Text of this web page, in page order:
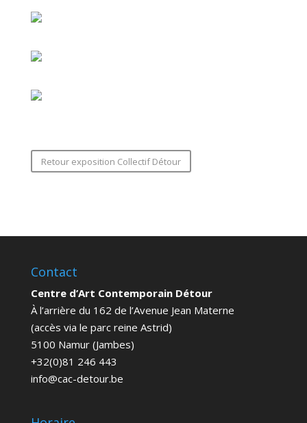
Retour exposition Collectif Détour
Contact
Centre d’Art Contemporain Détour
À l’arrière du 162 de l’Avenue Jean Materne
(accès via le parc reine Astrid)
5100 Namur (Jambes)
+32(0)81 246 443
info@cac-detour.be